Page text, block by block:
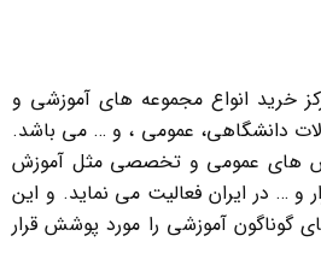
خرید انواع مجموعه های آموزشی و
دانشگاهی، عمومی ، و … می باشد.
های عمومی و تخصصی مثل آموزش
و … در ایران فعالیت می نماید. و این
گوناگون آموزشی را مورد پوشش قرار